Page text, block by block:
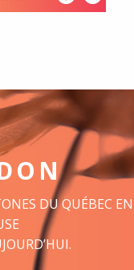
DU QUÉBEC EN